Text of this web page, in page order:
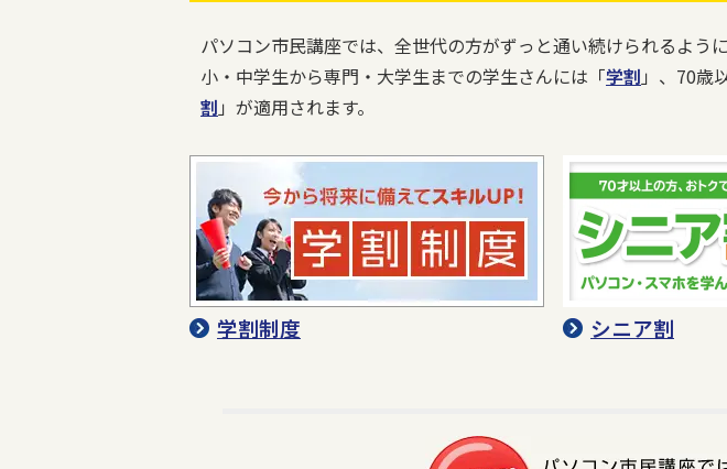
パソコン市民講座では、全世代の方がずっと通い続けられるよう
小・中学生から専門・大学生までの学生さんには「学割 」、70歳
割 」が適用されます。
学割制度 シニア割